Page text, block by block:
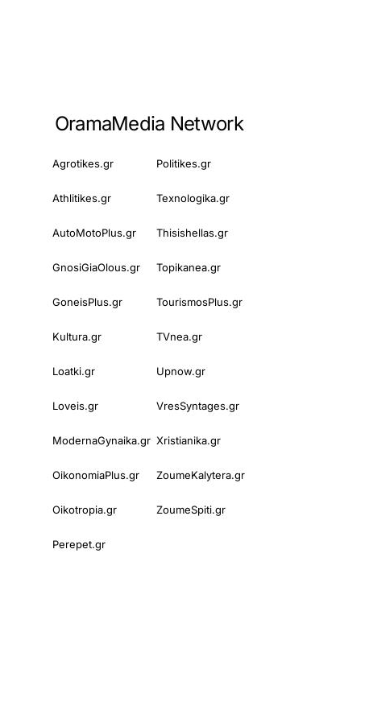
OramaMedia Network
Agrotikes.gr Politikes.gr
Athlitikes.gr Texnologika.gr
AutoMotoPlus.gr Thisishellas.gr
GnosiGiaOlous.gr Topikanea.gr
GoneisPlus.gr TourismosPlus.gr
Kultura.gr TVnea.gr
Loatki.gr Upnow.gr
Loveis.gr VresSyntages.gr
ModernaGynaika.gr Xristianika.gr
OikonomiaPlus.gr ZoumeKalytera.gr
Oikotropia.gr ZoumeSpiti.gr
Perepet.gr